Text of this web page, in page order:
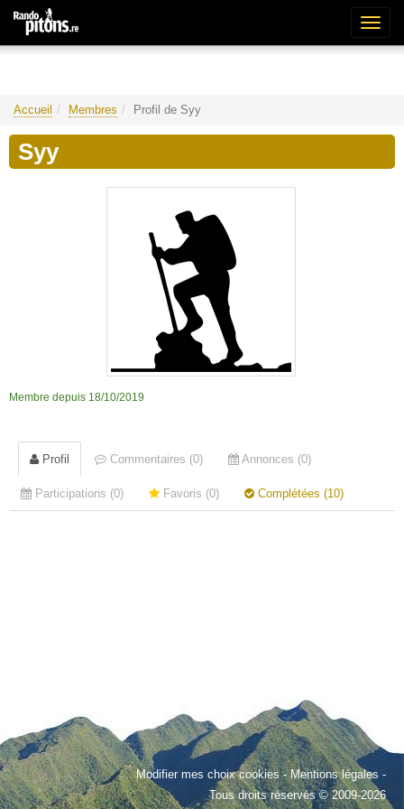
Accueil Membres Profil de Syy
Syy
Membre depuis 18/10/2019
Profil Commentaires (0) Annonces (0)
Participations (0) Favoris (0) Complétées (10)
Modifier mes choix cookies-Mentions légales -
Tous droits réservés © 2009-2026